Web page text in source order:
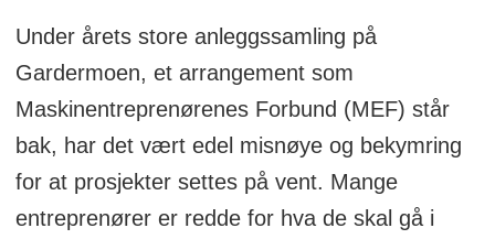
Under årets store anleggssamling på
Gardermoen, et arrangement som
Maskinentreprenørenes Forbund (MEF) står
bak, har det vært edel misnøye og bekymring
for at prosjekter settes på vent. Mange
entreprenører er redde for hva de skal gå i